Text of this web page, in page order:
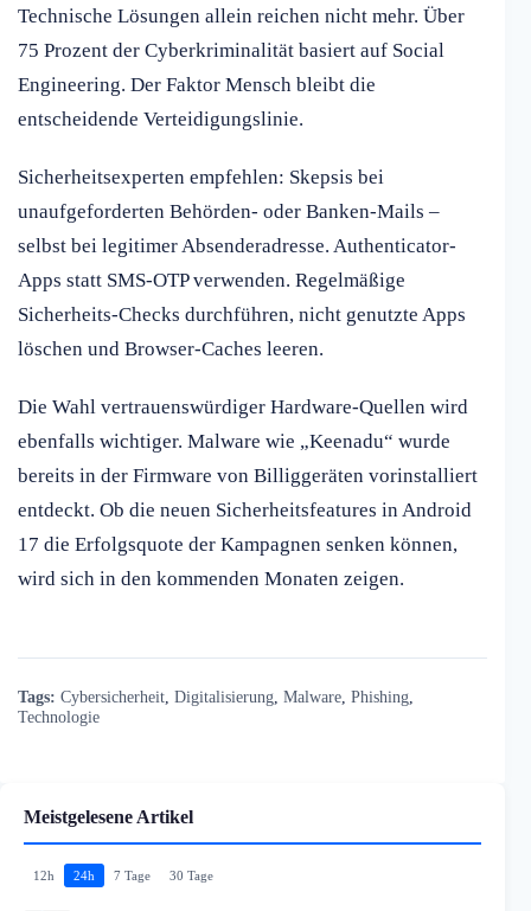
Technische Lösungen allein reichen nicht mehr. Über
75 Prozent der Cyberkriminalität basiert auf Social
Engineering. Der Faktor Mensch bleibt die
entscheidende Verteidigungslinie.
Sicherheitsexperten empfehlen: Skepsis bei
unaufgeforderten Behörden- oder Banken-Mails –
selbst bei legitimer Absenderadresse. Authenticator-
Apps statt SMS-OTP verwenden. Regelmäßige
Sicherheits-Checks durchführen, nicht genutzte Apps
löschen und Browser-Caches leeren.
Die Wahl vertrauenswürdiger Hardware-Quellen wird
ebenfalls wichtiger. Malware wie „Keenadu“ wurde
bereits in der Firmware von Billiggeräten vorinstalliert
entdeckt. Ob die neuen Sicherheitsfeatures in Android
17 die Erfolgsquote der Kampagnen senken können,
wird sich in den kommenden Monaten zeigen.
Tags: Cybersicherheit Digitalisierung Malware Phishing
Technologie
Meistgelesene Artikel
12h 24h 7 Tage 30 Tage